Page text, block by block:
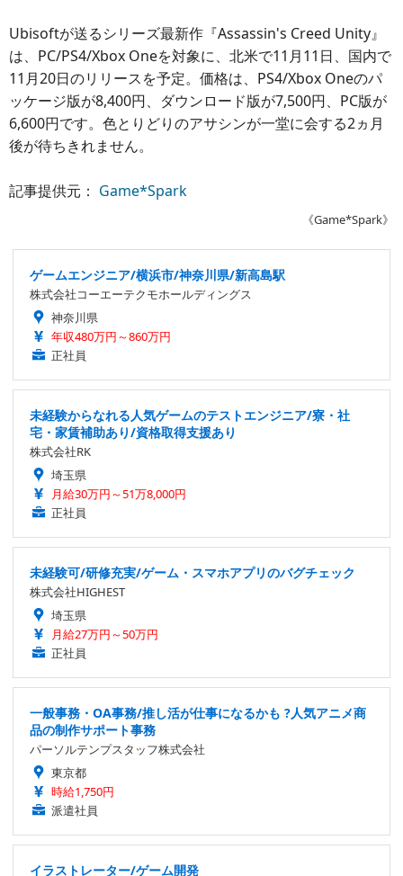
Ubisoftが送るシリーズ最新作『Assassin's Creed Unity』
は、PC/PS4/Xbox Oneを対象に、北米で11月11日、国内で
11月20日のリリースを予定。価格は、PS4/Xbox Oneのパ
ッケージ版が8,400円、ダウンロード版が7,500円、PC版が
6,600円です。色とりどりのアサシンが一堂に会する2ヵ月
後が待ちきれません。
記事提供元： Game*Spark
《Game*Spark》
ゲームエンジニア/横浜市/神奈川県/新高島駅
株式会社コーエーテクモホールディングス
神奈川県
年収480万円～860万円
正社員
未経験からなれる人気ゲームのテストエンジニア/寮・社
宅・家賃補助あり/資格取得支援あり
株式会社RK
埼玉県
月給30万円～51万8,000円
正社員
未経験可/研修充実/ゲーム・スマホアプリのバグチェック
株式会社HIGHEST
埼玉県
月給27万円～50万円
正社員
一般事務・OA事務/推し活が仕事になるかも ?人気アニメ商
品の制作サポート事務
パーソルテンプスタッフ株式会社
東京都
時給1,750円
派遣社員
イラストレーター/ゲーム開発